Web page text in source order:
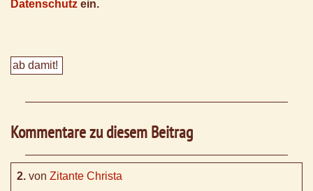
Datenschutz ein.
Kommentare zu diesem Beitrag
2. von Zitante Christa